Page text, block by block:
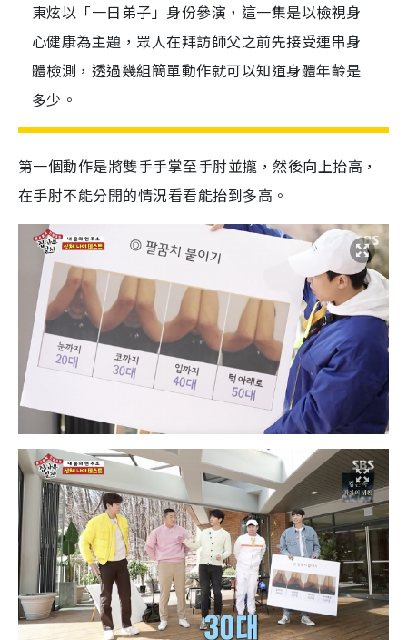
東炫以「一日弟子」身份參演，這一集是以檢視身
心健康為主題，眾人在拜訪師父之前先接受連串身
體檢測，透過幾組簡單動作就可以知道身體年齡是
多少。
第一個動作是將雙手手掌至手肘並攏，然後向上抬高，
在手肘不能分開的情況看看能抬到多高。